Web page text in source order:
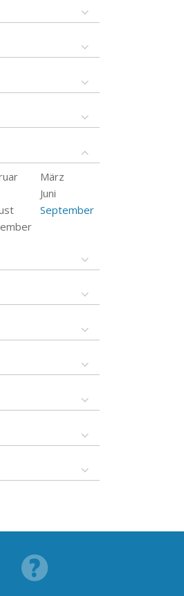
März
Juni
September